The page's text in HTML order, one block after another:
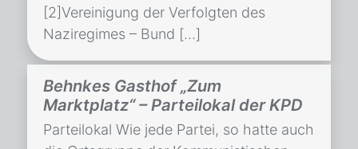
[2]Vereinigung der Verfolgten des
Naziregimes – Bund […]
Behnkes Gasthof „Zum
Marktplatz“ – Parteilokal der KPD
Parteilokal Wie jede Partei, so hatte auch